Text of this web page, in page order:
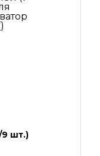
9 шт.)